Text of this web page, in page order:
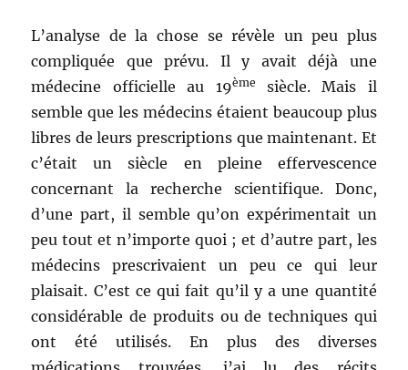
L’analyse de la chose se révèle un peu plus
compliquée que prévu. Il y avait déjà une
médecine officielle au 19ème
siècle. Mais il
semble que les médecins étaient beaucoup plus
libres de leurs prescriptions que maintenant. Et
c’était un siècle en pleine effervescence
concernant la recherche scientifique. Donc,
d’une part, il semble qu’on expérimentait un
peu tout et n’importe quoi ; et d’autre part, les
médecins prescrivaient un peu ce qui leur
plaisait. C’est ce qui fait qu’il y a une quantité
considérable de produits ou de techniques qui
ont été utilisés. En plus des diverses